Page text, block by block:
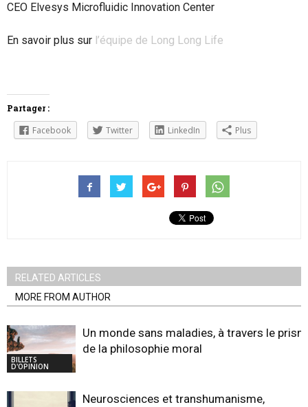
CEO Elvesys Microfluidic Innovation Center
En savoir plus sur l’équipe de Long Long Life
Partager :
Facebook Twitter LinkedIn Plus
RELATED ARTICLES
MORE FROM AUTHOR
BILLETS
D'OPINION
Un monde sans maladies, à travers le
de la philosophie moral
Neurosciences et transhumanisme,